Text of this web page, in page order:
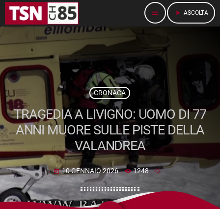
menu play_arrow ASCOLTA
CRONACA
TRAGEDIA A LIVIGNO: UOMO DI 77
ANNI MUORE SULLE PISTE DELLA
VALANDREA
today 10 GENNAIO 2026 1248